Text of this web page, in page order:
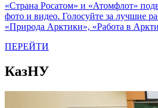
«Страна Росатом» и «Атомфлот»
фото и видео. Голосуйте за лучшие
«Природа Арктики», «Работа в
ПЕРЕЙТИ
КазНУ